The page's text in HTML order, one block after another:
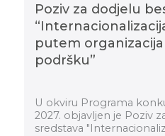
Poziv za dodjelu
putem
podršku”
U okviru Programa
2027. objavljen je Poziv
sredstava